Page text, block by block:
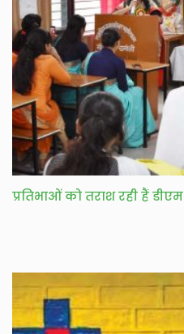
प्रतिभाओं को तराश रही हैं डीएम